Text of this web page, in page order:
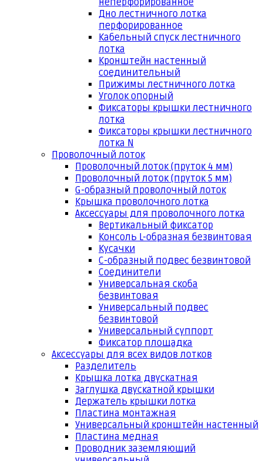
неперфорированное
Дно лестничного лотка
перфорированное
Кабельный спуск лестничного
лотка
Кронштейн настенный
соединительный
Прижимы лестничного лотка
Уголок опорный
Фиксаторы крышки лестничного
лотка
Фиксаторы крышки лестничного
лотка N
Проволочный лоток
Проволочный лоток (пруток 4 мм)
Проволочный лоток (пруток 5 мм)
G-образный проволочный лоток
Крышка проволочного лотка
Аксессуары для проволочного лотка
Вертикальный фиксатор
Консоль L-образная безвинтовая
Кусачки
С-образный подвес безвинтовой
Соединители
Универсальная скоба
безвинтовая
Универсальный подвес
безвинтовой
Универсальный суппорт
Фиксатор площадка
Аксессуары для всех видов лотков
Разделитель
Крышка лотка двускатная
Заглушка двускатной крышки
Держатель крышки лотка
Пластина монтажная
Универсальный кронштейн настенный
Пластина медная
Проводник заземляющий